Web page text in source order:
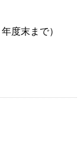
度末まで）